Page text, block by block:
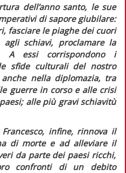
dell’anno santo, le sue
di sapore giubilare:
fasciare le piaghe dei cuori
schiavi, proclamare la
A essi corrispondono i
sfide culturali del nostro
nella diplomazia, tra
guerre in corso e alle crisi
alle più gravi schiavitù
infine, rinnova il
di morte e ad alleviare il
da parte dei paesi ricchi,
confronti di un debito